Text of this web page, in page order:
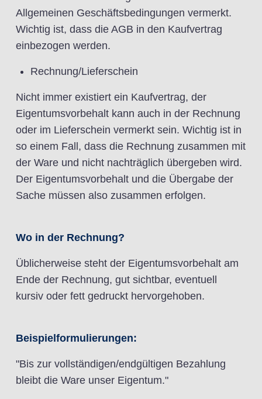
Allgemeinen Geschäftsbedingungen vermerkt.
Wichtig ist, dass die AGB in den Kaufvertrag
einbezogen werden.
Rechnung/Lieferschein
Nicht immer existiert ein Kaufvertrag, der
Eigentumsvorbehalt kann auch in der Rechnung
oder im Lieferschein vermerkt sein. Wichtig ist in
so einem Fall, dass die Rechnung zusammen mit
der Ware und nicht nachträglich übergeben wird.
Der Eigentumsvorbehalt und die Übergabe der
Sache müssen also zusammen erfolgen.
Wo in der Rechnung?
Üblicherweise steht der Eigentumsvorbehalt am
Ende der Rechnung, gut sichtbar, eventuell
kursiv oder fett gedruckt hervorgehoben.
Beispielformulierungen:
"Bis zur vollständigen/endgültigen Bezahlung
bleibt die Ware unser Eigentum."